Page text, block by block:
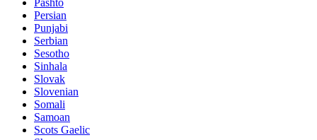
Pashto
Persian
Punjabi
Serbian
Sesotho
Sinhala
Slovak
Slovenian
Somali
Samoan
Scots Gaelic